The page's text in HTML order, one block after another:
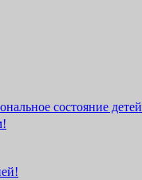
состояние детей